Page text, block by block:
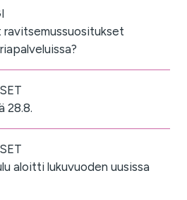
28.8.
aloitti lukuvuoden uusissa